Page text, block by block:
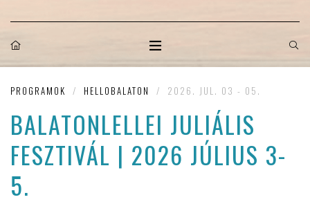
PROGRAMOK / HELLOBALATON / 2026. JUL. 03 - 05.
BALATONLELLEI JULIÁLIS
FESZTIVÁL | 2026 JÚLIUS 3-
5.